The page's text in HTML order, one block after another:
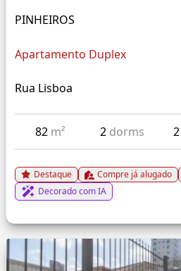
PINHEIROS
Apartamento Duplex
Rua Lisboa
82 m² 2 dorms 2
Destaque Compre já alugado
Decorado com IA